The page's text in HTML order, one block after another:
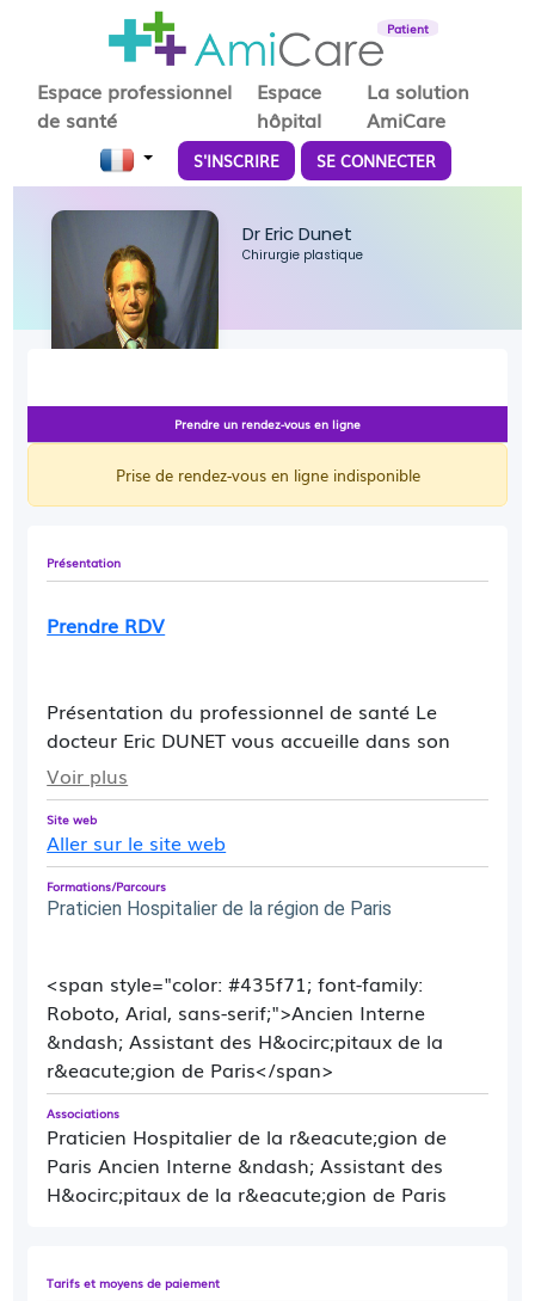
Patient
Espace professionnel
de santé
Espace
hôpital
La solution
AmiCare
S'INSCRIRE SE CONNECTER
Dr Eric Dunet
Chirurgie plastique
Présentation
Prendre RDV
Présentation du professionnel de santé Le
docteur Eric DUNET vous accueille dans son
cabinet au bâtiment Condorcet de l'Hôpital
Privé d'Antony. Le chirurgien plastique et
esthétique traite les conséquences
morphologiques du vieillissement, de la
grossesse ou de disgrâces acquises ou
constitutionnelles non pathologiques. Il
lipoaspiration etc. Si vous souhaitez une date
plus proche que ce qui vous est proposé sur le
site, n'hésitez pas à contacter le secrétariat.
Voir plus
Site web
Aller sur le site web
Formations/Parcours
Praticien Hospitalier de la région de Paris
<span style="color: #435f71; font-family:
Roboto, Arial, sans-serif;">Ancien Interne
&ndash; Assistant des H&ocirc;pitaux de la
r&eacute;gion de Paris</span>
Associations
Praticien Hospitalier de la r&eacute;gion de
Paris Ancien Interne &ndash; Assistant des
H&ocirc;pitaux de la r&eacute;gion de Paris
Tarifs et moyens de paiement
Prendre un rendez-vous en ligne
Prise de rendez-vous en ligne indisponible